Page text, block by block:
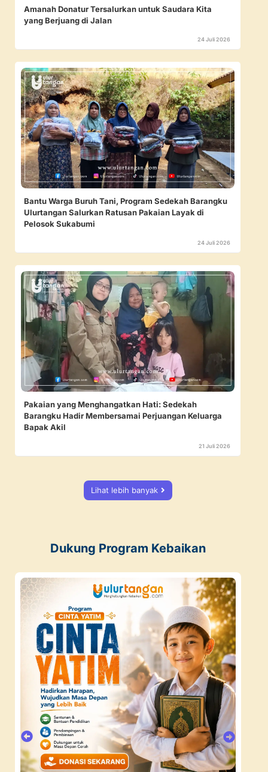
Amanah Donatur Tersalurkan untuk Saudara Kita
yang Berjuang di Jalan
24 Juli 2026
Bantu Warga Buruh Tani, Program Sedekah Barangku
Ulurtangan Salurkan Ratusan Pakaian Layak di
Pelosok Sukabumi
24 Juli 2026
Pakaian yang Menghangatkan Hati: Sedekah
Barangku Hadir Membersamai Perjuangan Keluarga
Bapak Akil
21 Juli 2026
Lihat lebih banyak
Dukung Program Kebaikan